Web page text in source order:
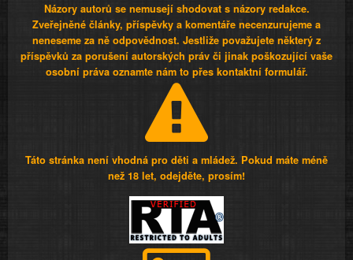
Názory autorů se nemusejí shodovat s názory redakce.
Zveřejněné články, příspěvky a komentáře necenzurujeme a
neneseme za ně odpovědnost. Jestliže považujete některý z
příspěvků za porušení autorských práv či jinak poškozující vaše
osobní práva oznamte nám to přes kontaktní formulář.
Táto stránka není vhodná pro děti a mládež. Pokud máte méně
než 18 let, odejděte, prosím!